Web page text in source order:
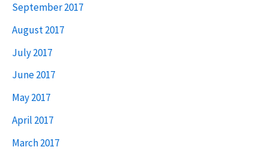
September 2017
August 2017
July 2017
June 2017
May 2017
April 2017
March 2017